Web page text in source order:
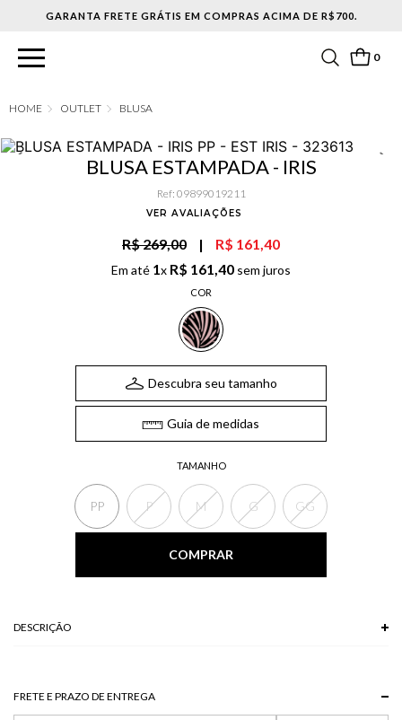
0
OUTLET BLUSA
BLUSA ESTAMPADA - IRIS
Ref: 09899019211
VER AVALIAÇÕES
R$ 269,00 | R$ 161,40
Em até 1x R$ 161,40 sem juros
COR
TAMANHO
PP P M G GG
Descubra seu tamanho
Guia de medidas
COMPRAR
DESCRIÇÃO
FRETE E PRAZO DE ENTREGA